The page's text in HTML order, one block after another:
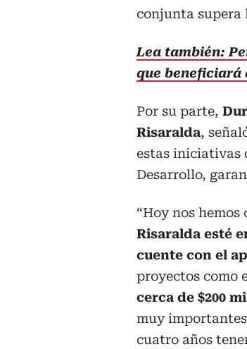
conjunta supera
Lea también:
que beneficiará
Por su parte,
Risaralda,
estas iniciativas
Desarrollo,
“Hoy nos
Risaralda esté
cuente con el
proyectos como
cerca de $200
muy
cuatro años